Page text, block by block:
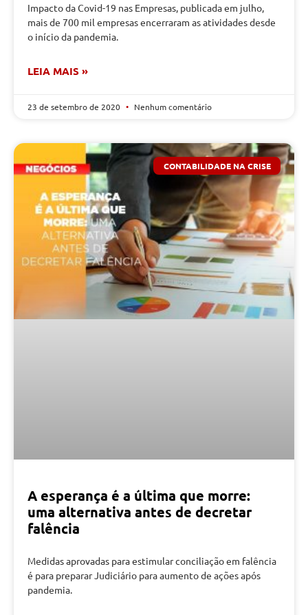
Impacto da Covid-19 nas Empresas, publicada em julho,
mais de 700 mil empresas encerraram as atividades desde
o início da pandemia.
LEIA MAIS »
23 de setembro de 2020 Nenhum comentário
CONTABILIDADE NA CRISE
A esperança é a última que morre:
uma alternativa antes de decretar
falência
Medidas aprovadas para estimular conciliação em falência
é para preparar Judiciário para aumento de ações após
pandemia.